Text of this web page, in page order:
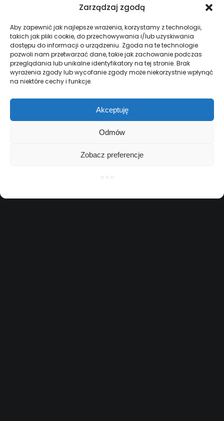
Zarządzaj zgodą
Aby zapewnić jak najlepsze wrażenia, korzystamy z technologii,
takich jak pliki cookie, do przechowywania i/lub uzyskiwania
dostępu do informacji o urządzeniu. Zgoda na te technologie
pozwoli nam przetwarzać dane, takie jak zachowanie podczas
przeglądania lub unikalne identyfikatory na tej stronie. Brak
wyrażenia zgody lub wycofanie zgody może niekorzystnie wpłynąć
na niektóre cechy i funkcje.
Akceptuję
Odmów
Zobacz preferencje
KOMPLEKSOWA OCHRONA SAMOCHODU
PRZED UPŁYWEM CZASU
19 GRUDNIA, 2025